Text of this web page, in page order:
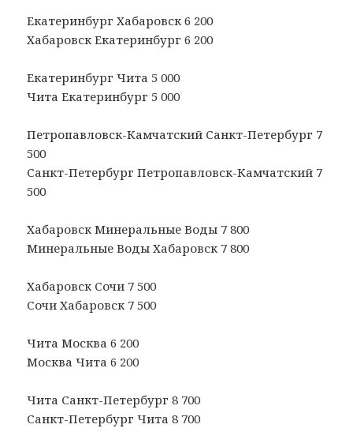
Екатеринбург Хабаровск 6 200
Хабаровск Екатеринбург 6 200
Екатеринбург Чита 5 000
Чита Екатеринбург 5 000
Петропавловск-Камчатский Санкт-Петербург 7
500
Санкт-Петербург Петропавловск-Камчатский 7
500
Хабаровск Минеральные Воды 7 800
Минеральные Воды Хабаровск 7 800
Хабаровск Сочи 7 500
Сочи Хабаровск 7 500
Чита Москва 6 200
Москва Чита 6 200
Чита Санкт-Петербург 8 700
Санкт-Петербург Чита 8 700